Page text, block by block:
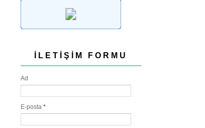
İLETIŞIM FORMU
Ad
E-posta *